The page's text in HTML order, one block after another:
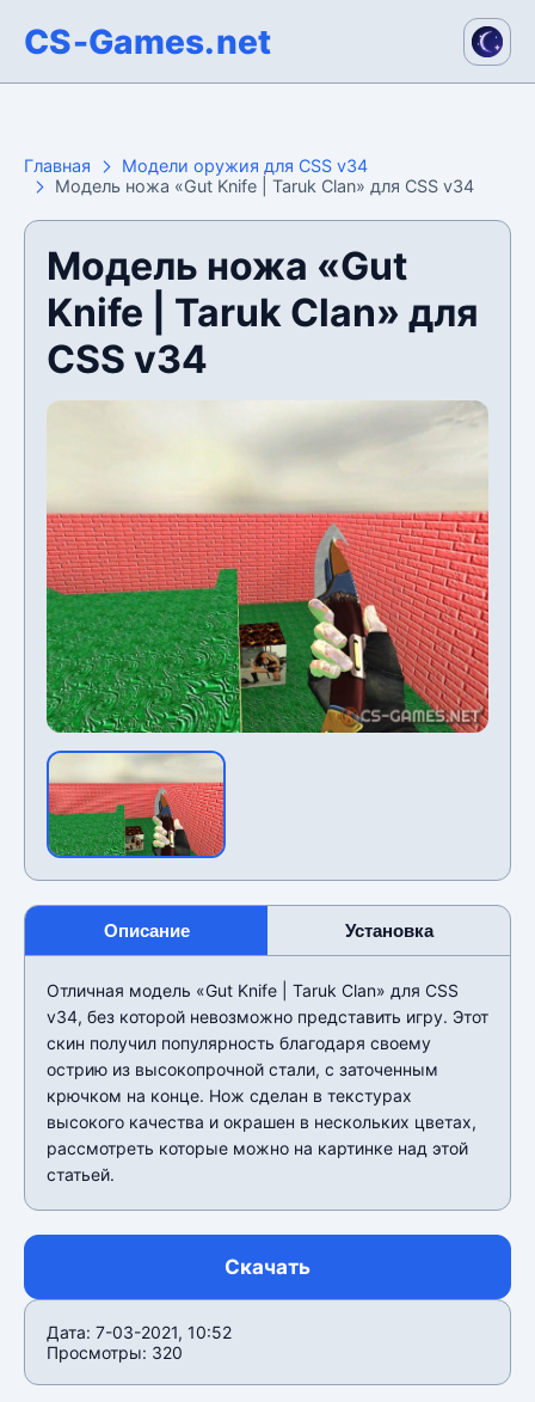
CS-Games.net
Главная
Модели оружия для CSS v34
Модель ножа «Gut Knife | Taruk Clan» для CSS v34
Модель ножа «Gut
Knife | Taruk Clan» для
CSS v34
Описание Установка
Отличная модель «Gut Knife | Taruk Clan» для CSS
v34, без которой невозможно представить игру. Этот
скин получил популярность благодаря своему
острию из высокопрочной стали, с заточенным
крючком на конце. Нож сделан в текстурах
высокого качества и окрашен в нескольких цветах,
рассмотреть которые можно на картинке над этой
статьей.
Скачать
Дата: 7-03-2021, 10:52
Просмотры: 320